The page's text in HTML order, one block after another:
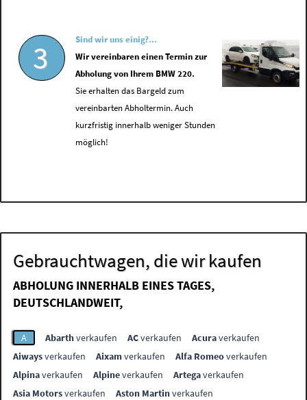
3
Sind wir uns einig?...
Wir vereinbaren einen Termin zur
Abholung von Ihrem BMW 220.
Sie erhalten das Bargeld zum
vereinbarten Abholtermin. Auch
kurzfristig innerhalb weniger Stunden
möglich!
Gebrauchtwagen, die wir kaufen
ABHOLUNG INNERHALB EINES TAGES,
DEUTSCHLANDWEIT,
A Abarthverkaufen ACverkaufen Acuraverkaufen
Aiwaysverkaufen Aixamverkaufen Alfa Romeoverkaufen
Alpinaverkaufen Alpineverkaufen Artegaverkaufen
Asia Motorsverkaufen Aston Martinverkaufen